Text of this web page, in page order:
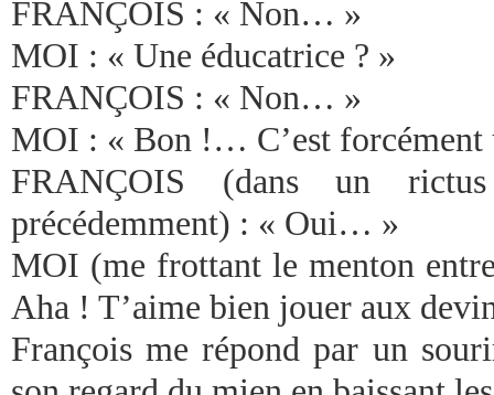
FRANÇOIS : « Non… »
MOI : « Une éducatrice ? »
FRANÇOIS : « Non… »
MOI : « Bon !… C’est forcément
FRANÇOIS (dans un
précédemment) : « Oui… »
MOI (me frottant le menton
Aha ! T’aime bien jouer aux
François me répond par un